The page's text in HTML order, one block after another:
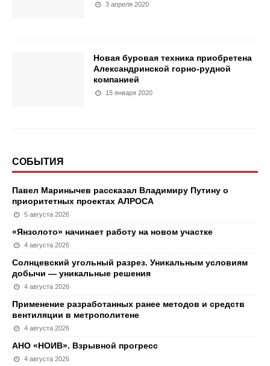
3 апреля 2020
Новая буровая техника приобретена
Александринской горно-рудной
компанией
15 января 2020
СОБЫТИЯ
Павел Маринычев рассказал Владимиру Путину о
приоритетных проектах АЛРОСА
5 августа 2026
«Янзолото» начинает работу на новом участке
4 августа 2026
Солнцевский угольный разрез. Уникальным условиям
добычи — уникальные решения
4 августа 2026
Применение разработанных ранее методов и средств
вентиляции в метрополитене
4 августа 2026
АНО «НОИВ». Взрывной прогресс
4 августа 2026